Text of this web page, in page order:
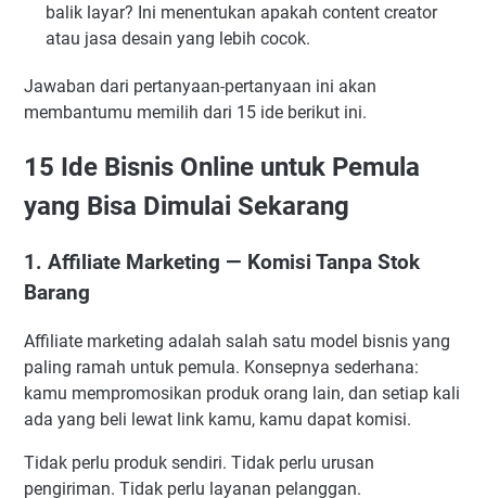
balik layar? Ini menentukan apakah content creator
atau jasa desain yang lebih cocok.
Jawaban dari pertanyaan-pertanyaan ini akan
membantumu memilih dari 15 ide berikut ini.
15 Ide Bisnis Online untuk Pemula
yang Bisa Dimulai Sekarang
1. Affiliate Marketing — Komisi Tanpa Stok
Barang
Affiliate marketing adalah salah satu model bisnis yang
paling ramah untuk pemula. Konsepnya sederhana:
kamu mempromosikan produk orang lain, dan setiap kali
ada yang beli lewat link kamu, kamu dapat komisi.
Tidak perlu produk sendiri. Tidak perlu urusan
pengiriman. Tidak perlu layanan pelanggan.